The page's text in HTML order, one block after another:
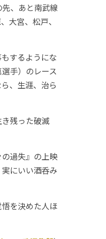
、あと南武線
大宮、松戸、
するようにな
手）のレース
、生涯、治ら
残った破滅
過失』の上映
にいい酒呑み
を決めた人ほ